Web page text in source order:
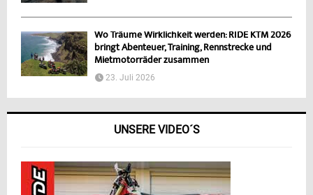
Wo Träume Wirklichkeit werden: RIDE KTM 2026
bringt Abenteuer, Training, Rennstrecke und
Mietmotorräder zusammen
23. Juli 2026
UNSERE VIDEO´S